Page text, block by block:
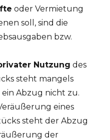
oder Vermietung
soll, sind die
bzw.
Nutzung des
steht mangels
Abzug nicht zu.
eines
steht der Abzug
der